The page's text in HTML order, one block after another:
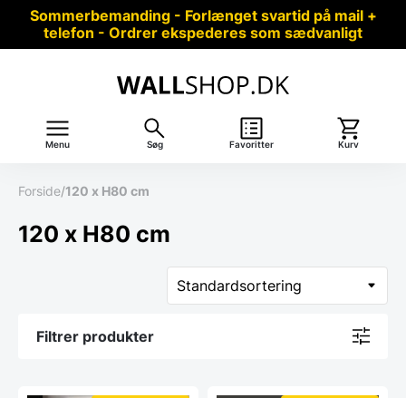
Sommerbemanding - Forlænget svartid på mail +
telefon - Ordrer ekspederes som sædvanligt
Menu Søg Favoritter Kurv
Forside/120 x H80 cm
120 x H80 cm
Filtrer produkter